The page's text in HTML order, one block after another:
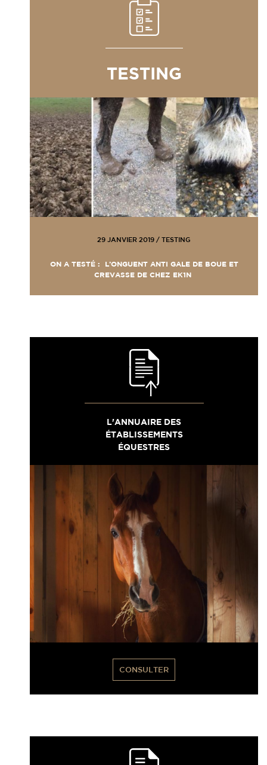
TESTING
29 JANVIER 2019 / TESTING
ON A TESTÉ : L’ONGUENT ANTI GALE DE BOUE ET
CREVASSE DE CHEZ EK1N
L'ANNUAIRE DES
ÉTABLISSEMENTS
ÉQUESTRES
CONSULTER